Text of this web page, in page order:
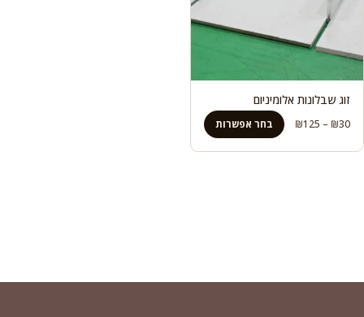
זוג שבלונות אלומיניום
₪30
–
₪125
טווח
מחירים:
בחר אפשרות